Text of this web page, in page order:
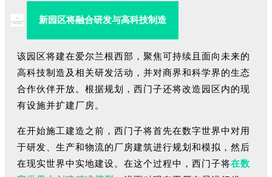
新园区将融合研发与高科技制造
该园区将建在爱尔兰根西部，聚焦可持续且面向未来的
高科技制造及相关研发活动，并对商界和科学界的生态
合作伙伴开放。根据规划，西门子还将改造园区内的现
有设施并扩建厂房。
在开始施工建造之前，西门子将首先在数字世界中对用
于研发、生产和物流的厂房建筑进行规划和模拟，然后
在现实世界中实地建设。在这个过程中，西门子将在数